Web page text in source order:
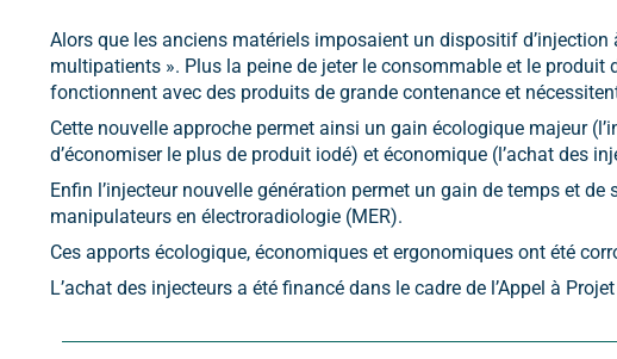
Alors que les anciens matériels imposaient un dispositif
multipatients ». Plus la peine de jeter le consommable et le
fonctionnent avec des produits de grande contenance et
Cette nouvelle approche permet ainsi un gain écologique majeur
d’économiser le plus de produit iodé) et économique (l’achat des
Enfin l’injecteur nouvelle génération permet un gain de temps et
manipulateurs en électroradiologie (MER).
Ces apports écologique, économiques et ergonomiques ont été
L’achat des injecteurs a été financé dans le cadre de l’Appel à